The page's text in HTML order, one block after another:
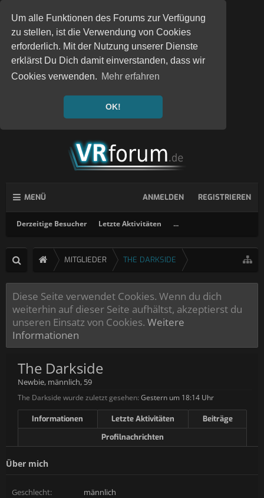
Um alle Funktionen des Forums zur Verfügung
zu stellen, ist die Verwendung von Cookies
erforderlich. Mit der Nutzung unserer Dienste
erklärst Du Dich damit einverstanden, dass wir
Cookies verwenden. Mehr erfahren
OK!
MENÜ
Derzeitige Besucher Letzte Aktivitäten ...
ANMELDEN REGISTRIEREN
MITGLIEDER THE DARKSIDE
Diese Seite verwendet Cookies. Wenn du dich
weiterhin auf dieser Seite aufhältst, akzeptierst du
unseren Einsatz von Cookies. Weitere
Informationen
The Darkside
Newbie, männlich, 59
The Darkside wurde zuletzt gesehen: Gestern um 18:14 Uhr
Informationen Letzte Aktivitäten
Beiträge
Profilnachrichten
Über mich
Geschlecht:
männlich